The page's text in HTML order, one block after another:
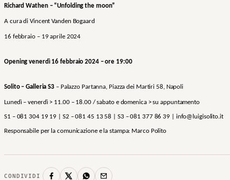
Richard Wathen – “Unfolding the moon”
A cura di Vincent Vanden Bogaard
16 febbraio – 19 aprile 2024
Opening venerdì 16 febbraio 2024 – ore 19:00
Solito – Galleria S3 – Palazzo Partanna, Piazza dei Martiri 58, Napoli
Lunedì – venerdì > 11.00 – 18.00 / sabato e domenica > su appuntamento
S1 – 081 304 19 19 | S2 – 081 45 13 58 | S3 – 081 377 86 39 | info@luigisolito.it
Responsabile per la comunicazione e la stampa: Marco Polito
CONDIVIDI